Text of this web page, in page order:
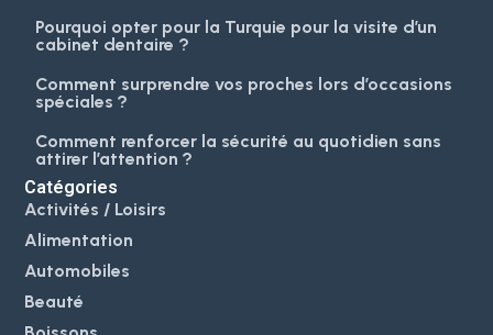
Pourquoi opter pour la Turquie pour la visite d’un
cabinet dentaire ?
Comment surprendre vos proches lors d’occasions
spéciales ?
Comment renforcer la sécurité au quotidien sans
attirer l’attention ?
Catégories
Activités / Loisirs
Alimentation
Automobiles
Beauté